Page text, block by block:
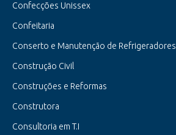
Confecções Unissex
Confeitaria
Conserto e Manutenção de Refrigeradores
Construção Civil
Construções e Reformas
Construtora
Consultoria em T.I